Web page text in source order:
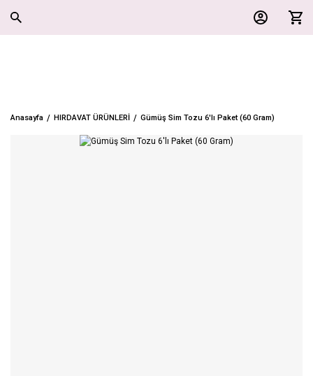
Anasayfa HIRDAVAT ÜRÜNLERİ Gümüş Sim Tozu 6'lı Paket (60 Gram)